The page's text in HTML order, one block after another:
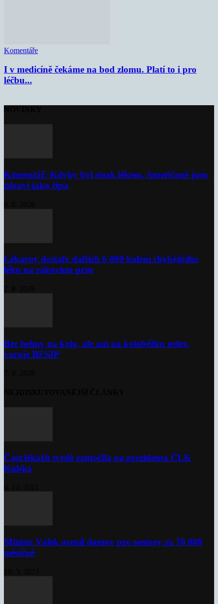
Komentáře
I v medicíně čekáme na bod zlomu. Platí to i pro
léčbu...
Komentář: Kdyby byl steak lékem, Američané jsou
zdraví jako řípa
Lékárny dostaly dalších 6 000 balení chybějícího
léku na rakovinu prsu
Bez helmy na kolo, ale ani na koloběžku nelez,
varuje BESIP
Část lékařů tvrdě zaútočila na prezidenta ČLK
Kubka
Ministr Válek ocenil domov pro seniory za 70 000
měsíčně